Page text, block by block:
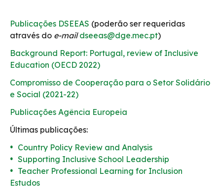
Publicações DSEEAS (poderão ser requeridas
através do e-mail dseeas@dge.mec.pt)
Background Report: Portugal, review of Inclusive
Education (OECD 2022)
Compromisso de Cooperação para o Setor Solidário
e Social (2021-22)
Publicações Agência Europeia
Últimas publicações:
Country Policy Review and Analysis
Supporting Inclusive School Leadership
Teacher Professional Learning for Inclusion
Estudos